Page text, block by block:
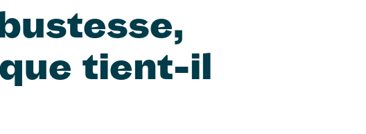
tient-il